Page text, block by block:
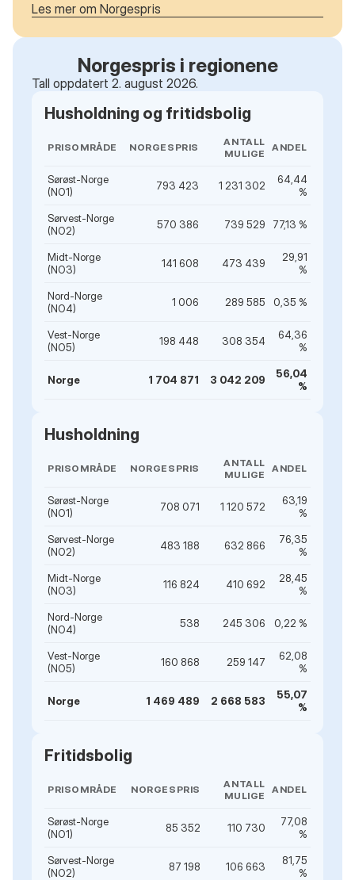
Les mer om Norgespris
Norgespris i regionene
Tall oppdatert 2. august 2026.
Husholdning og fritidsbolig
PRISOMRÅDE NORGESPRIS
ANTALL
MULIGE
ANDEL
Sørøst-Norge
(NO1)
793 423 1 231 302
64,44
%
Sørvest-Norge
(NO2)
570 386 739 529 77,13 %
Midt-Norge
(NO3)
141 608 473 439
29,91
%
Nord-Norge
(NO4)
1 006 289 585 0,35 %
Vest-Norge
(NO5)
198 448 308 354
64,36
%
Norge 1 704 871 3 042 209
56,04
%
Husholdning
PRISOMRÅDE NORGESPRIS
ANTALL
MULIGE
ANDEL
Sørøst-Norge
(NO1)
708 071 1 120 572
63,19
%
Sørvest-Norge
(NO2)
483 188 632 866
76,35
%
Midt-Norge
(NO3)
116 824 410 692
28,45
%
Nord-Norge
(NO4)
538 245 306 0,22 %
Vest-Norge
(NO5)
160 868 259 147
62,08
%
Norge 1 469 489 2 668 583
55,07
%
Fritidsbolig
PRISOMRÅDE NORGESPRIS
ANTALL
MULIGE
ANDEL
Sørøst-Norge
(NO1)
85 352 110 730
77,08
%
Sørvest-Norge
(NO2)
87 198 106 663
81,75
%